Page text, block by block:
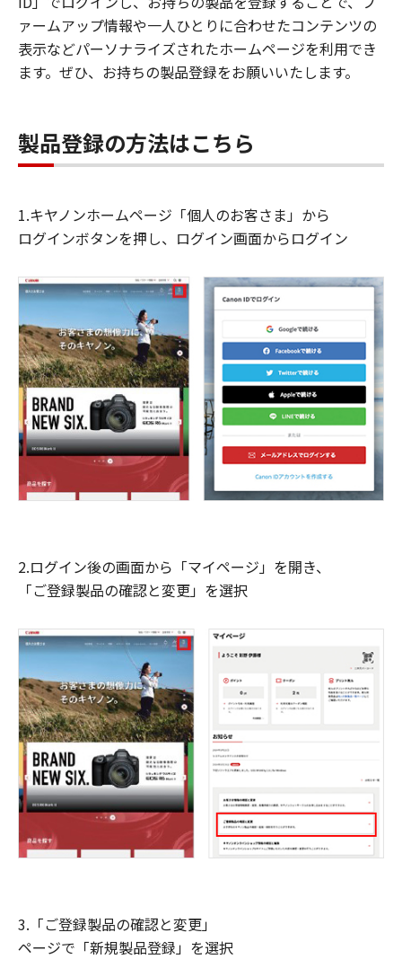
ァームアップ情報や一人ひとりに合わせたコンテンツの
表示などパーソナライズされたホームページを利用でき
ます。ぜひ、お持ちの製品登録をお願いいたします。
製品登録の方法はこちら
1.キヤノンホームページ「個人のお客さま」から
ログインボタンを押し、ログイン画面からログイン
2.ログイン後の画面から「マイページ」を開き、
「ご登録製品の確認と変更」を選択
3.「ご登録製品の確認と変更」
ページで「新規製品登録」を選択